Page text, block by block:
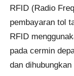
RFID (Radio
pembayaran tol
RFID
pada cermin
dan